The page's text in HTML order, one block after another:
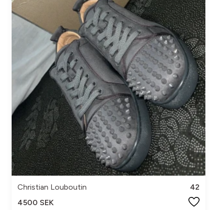
Christian Louboutin
42
4500 SEK